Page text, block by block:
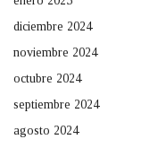
diciembre 2024
noviembre 2024
octubre 2024
septiembre 2024
agosto 2024